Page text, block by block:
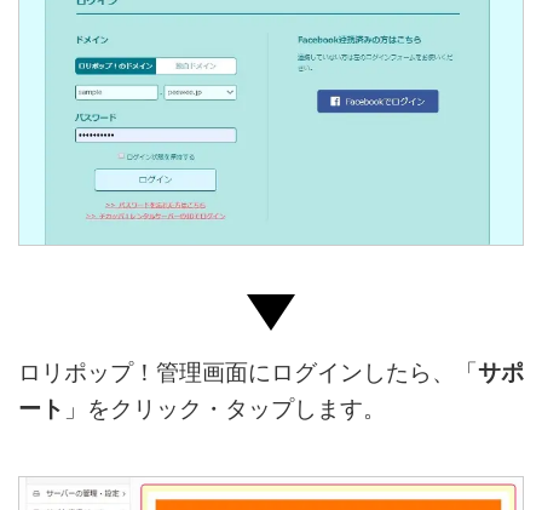
ロリポップ！管理画面にログインしたら、「サポ
ート 」をクリック・タップします。